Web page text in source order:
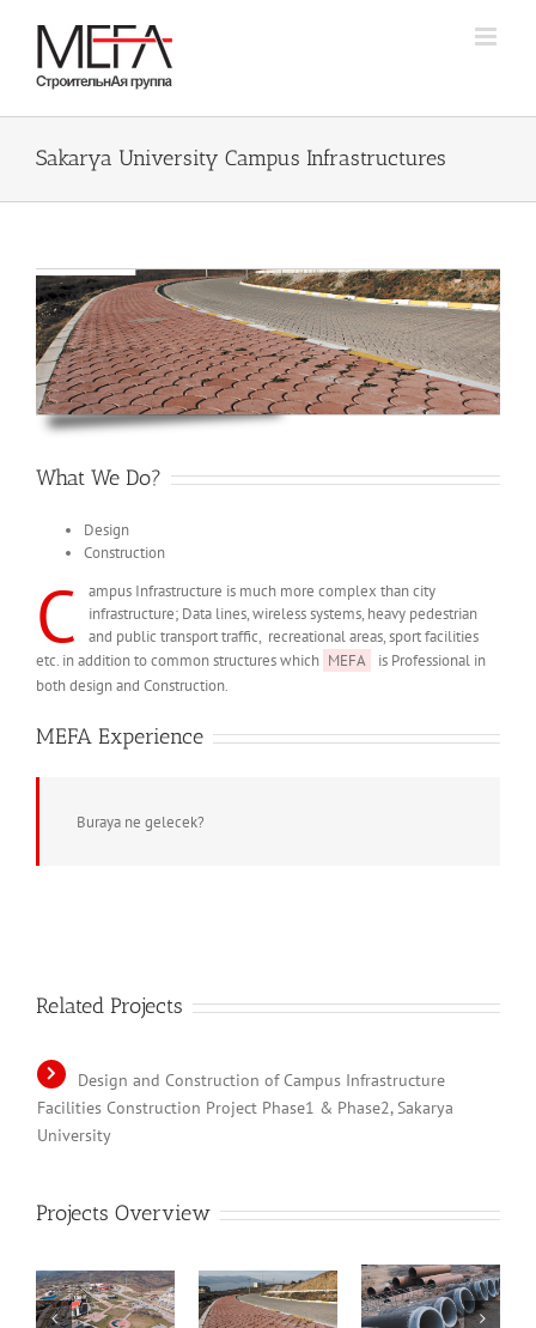
Sakarya University Campus Infrastructures
What We Do?
Design
Construction
C
ampus Infrastructure is much more complex than city
infrastructure; Data lines, wireless systems, heavy pedestrian
and public transport traffic, recreational areas, sport facilities
etc. in addition to common structures which MEFA
is Professional in
both design and Construction.
MEFA Experience
Buraya ne gelecek?
Related Projects
Design and Construction of Campus Infrastructure
Facilities Construction Project Phase1 & Phase2, Sakarya
University
Projects Overview
University
University
University